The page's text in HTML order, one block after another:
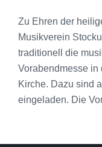
Zu Ehren der
Musikverein
traditionell die
Vorabendmesse in
Kirche. Dazu sind
eingeladen. Die